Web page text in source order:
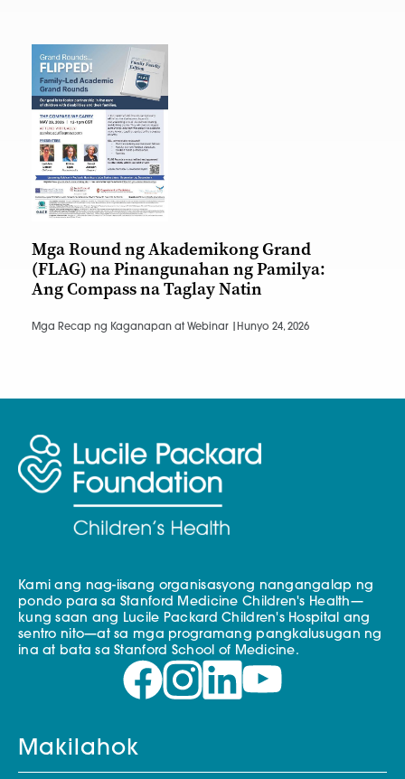
Mga Round ng Akademikong Grand
(FLAG) na Pinangunahan ng Pamilya:
Ang Compass na Taglay Natin
Mga Recap ng Kaganapan at Webinar | Hunyo 24, 2026
Kami ang nag-iisang organisasyong nangangalap ng
pondo para sa Stanford Medicine Children's Health—
kung saan ang Lucile Packard Children's Hospital ang
sentro nito—at sa mga programang pangkalusugan ng
ina at bata sa Stanford School of Medicine.
Makilahok